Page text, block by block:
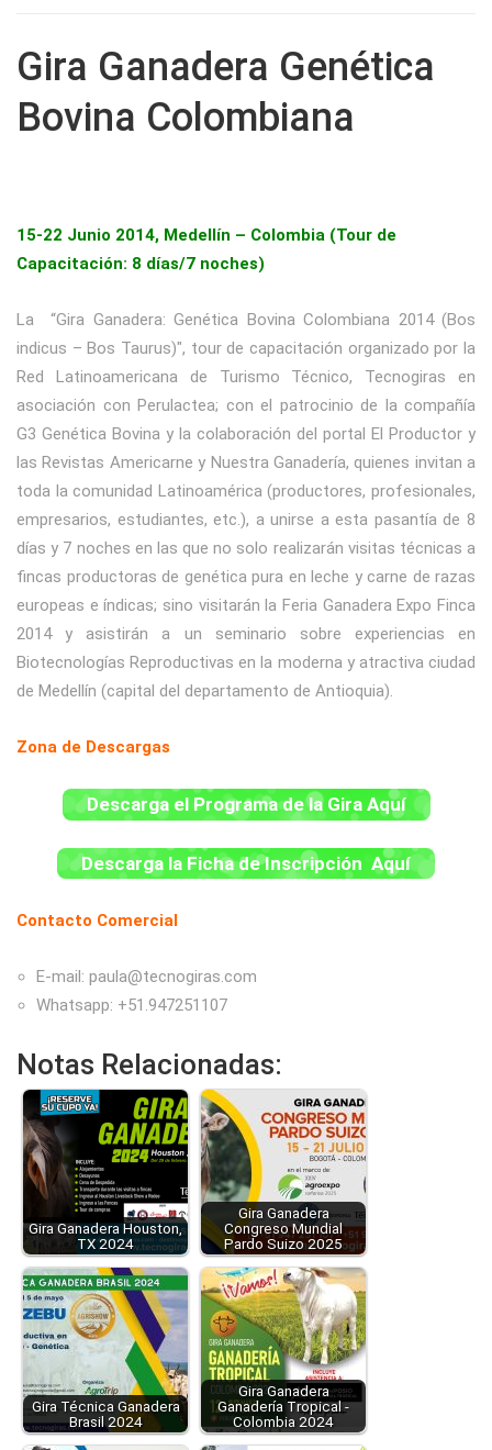
Gira Ganadera Genética
Bovina Colombiana
15-22 Junio 2014, Medellín – Colombia (Tour de
Capacitación: 8 días/7 noches)
La “Gira Ganadera: Genética Bovina Colombiana 2014 (Bos
indicus – Bos Taurus)″, tour de capacitación organizado por la
Red Latinoamericana de Turismo Técnico, Tecnogiras en
asociación con Perulactea; con el patrocinio de la compañía
G3 Genética Bovina y la colaboración del portal El Productor y
las Revistas Americarne y Nuestra Ganadería, quienes invitan a
toda la comunidad Latinoamérica (productores, profesionales,
empresarios, estudiantes, etc.), a unirse a esta pasantía de 8
días y 7 noches en las que no solo realizarán visitas técnicas a
fincas productoras de genética pura en leche y carne de razas
europeas e índicas; sino visitarán la Feria Ganadera Expo Finca
2014 y asistirán a un seminario sobre experiencias en
Biotecnologías Reproductivas en la moderna y atractiva ciudad
de Medellín (capital del departamento de Antioquia).
Zona de Descargas
Descarga el Programa de la Gira Aquí
Descarga la Ficha de Inscripción Aquí
Contacto Comercial
E-mail: paula@tecnogiras.com
Whatsapp: +51.947251107
Notas Relacionadas:
Gira Ganadera Houston,
TX 2024
Gira Ganadera
Congreso Mundial
Pardo Suizo 2025
Gira Técnica Ganadera
Brasil 2024
Gira Ganadera
Ganadería Tropical -
Colombia 2024